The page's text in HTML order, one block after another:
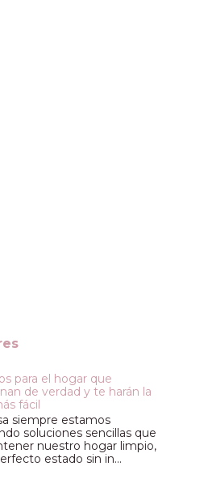
para el hogar que
de verdad y te harán la
fácil
siempre estamos
soluciones sencillas que
nuestro hogar limpio,
estado sin in...